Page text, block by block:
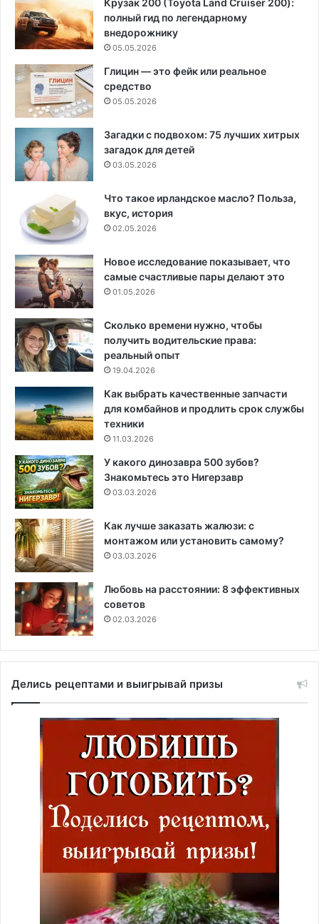
Крузак 200 (Toyota Land Cruiser 200):
полный гид по легендарному
внедорожнику
05.05.2026
Глицин — это фейк или реальное
средство
05.05.2026
Загадки с подвохом: 75 лучших хитрых
загадок для детей
03.05.2026
Что такое ирландское масло? Польза,
вкус, история
02.05.2026
Новое исследование показывает, что
самые счастливые пары делают это
01.05.2026
Сколько времени нужно, чтобы
получить водительские права:
реальный опыт
19.04.2026
Как выбрать качественные запчасти
для комбайнов и продлить срок службы
техники
11.03.2026
У какого динозавра 500 зубов?
Знакомьтесь это Нигерзавр
03.03.2026
Как лучше заказать жалюзи: с
монтажом или установить самому?
03.03.2026
Любовь на расстоянии: 8 эффективных
советов
02.03.2026
Делись рецептами и выигрывай призы